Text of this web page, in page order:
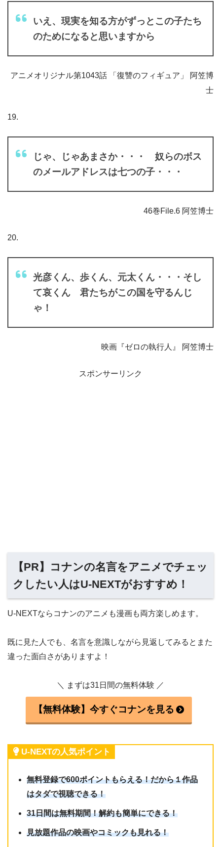
いえ、現実を知る方がずっとこの子たち
のためになると思いますから
アニメオリジナル第1043話 「復讐のフィギュア」 阿笠博
士
19.
じゃ、じゃあまさか・・・ 奴らのボス
のメールアドレスは七つの子・・・
46巻File.6 阿笠博士
20.
光彦くん、歩くん、元太くん・・・そし
て哀くん 君たちがこの国を守るんじ
ゃ！
映画『ゼロの執行人』 阿笠博士
スポンサーリンク
【PR】コナンの名言をアニメでチェッ
クしたい人はU-NEXTがおすすめ！
U-NEXTならコナンのアニメも漫画も両方楽しめます。
既に見た人でも、名言を意識しながら見返してみるとまた
違った面白さがありますよ！
＼ まずは31日間の無料体験 ／
【無料体験】今すぐコナンを見る
U-NEXTの人気ポイント
無料登録で600ポイントもらえる！だから１作品
はタダで視聴できる！
31日間は無料期間！解約も簡単にできる！
見放題作品の映画やコミックも見れる！